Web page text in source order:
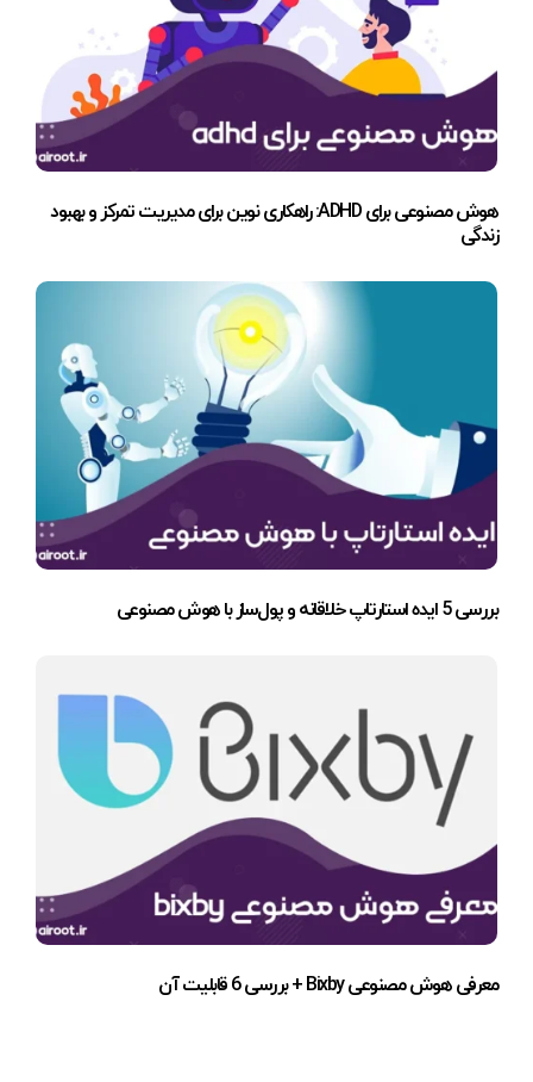
هوش مصنوعی برای ADHD: راهکاری نوین برای مدیریت تمرکز و بهبود
زندگی
بررسی 5 ایده استارتاپ خلاقانه و پول‌ساز با هوش مصنوعی
معرفی هوش مصنوعی Bixby + بررسی 6 قابلیت آن